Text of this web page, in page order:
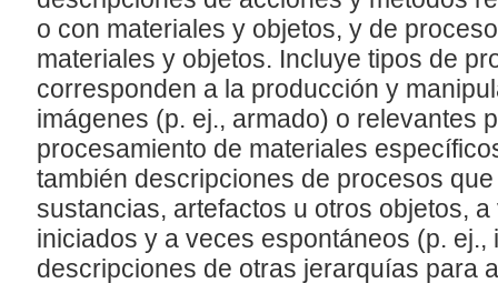
o con materiales y objetos, y de
materiales y objetos. Incluye tipos de
corresponden a la producción y
imágenes (p. ej., armado) o relevantes
procesamiento de materiales
también descripciones de procesos
sustancias, artefactos u otros objetos,
iniciados y a veces espontáneos (p.
descripciones de otras jerarquías para